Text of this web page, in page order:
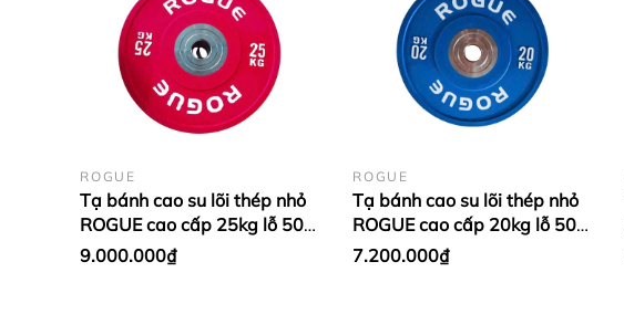
ROGUE
Tạ bánh cao su lõi thép nhỏ
ROGUE cao cấp 25kg lỗ 50
nhập khẩu - Màu đỏ (1 cặp)
9.000.000₫
ROGUE
Tạ bánh cao su lõi thép nhỏ
ROGUE cao cấp 20kg lỗ 50
nhập khẩu - Màu Xanh
7.200.000₫